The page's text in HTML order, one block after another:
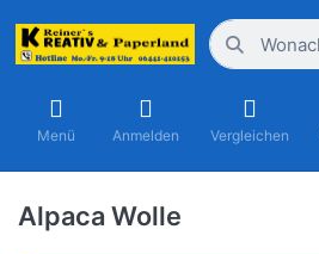
Menü Anmelden Vergleichen
Alpaca Wolle